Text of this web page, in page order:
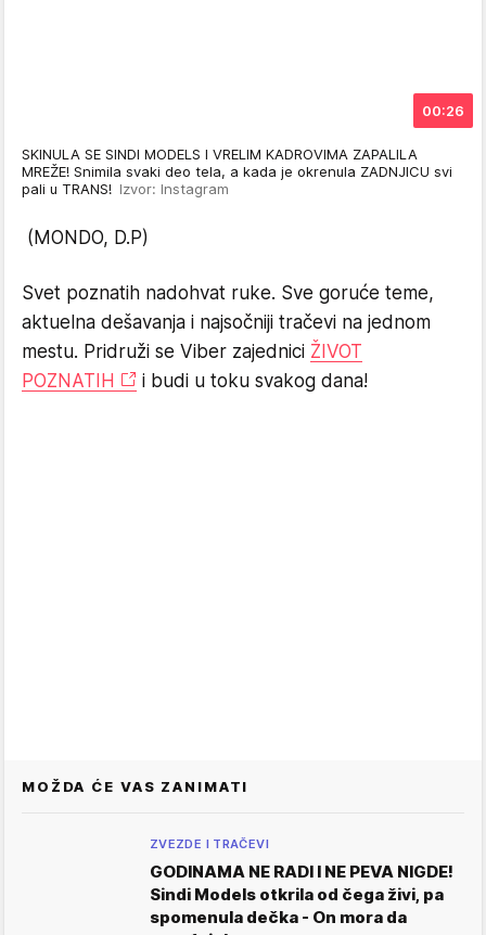
00:26
SKINULA SE SINDI MODELS I VRELIM KADROVIMA ZAPALILA
MREŽE! Snimila svaki deo tela, a kada je okrenula ZADNJICU svi
pali u TRANS! Izvor: Instagram
(MONDO, D.P)
Svet poznatih nadohvat ruke. Sve goruće teme,
aktuelna dešavanja i najsočniji tračevi na jednom
mestu. Pridruži se Viber zajednici ŽIVOT
POZNATIH
i budi u toku svakog dana!
MOŽDA ĆE VAS ZANIMATI
ZVEZDE I TRAČEVI
GODINAMA NE RADI I NE PEVA NIGDE!
Sindi Models otkrila od čega živi, pa
spomenula dečka - On mora da